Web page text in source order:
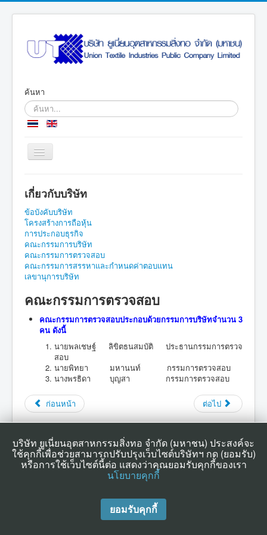
ค้นหา
Toggle
การประกอบธุรกิจ
ข้อมูลสำหรับผู้ถือหุ้น
การกำกับดูแลกิจการที่ดี
การพัฒนาเพื่อความยั่งยืน
ประชาสัมพันธ์
ติดต่อเรา
เกี่ยวกับบริษัท
ข้อบังคับบริษัท
โครงสร้างการถือหุ้น
การประกอบธุรกิจ
คณะกรรมการบริษัท
คณะกรรมการตรวจสอบ
คณะกรรมการสรรหาและกำหนดค่าตอบแทน
เลขานุการบริษัท
คณะกรรมการตรวจสอบ
คณะกรรมการตรวจสอบประกอบด้วยกรรมการบริษัทจำนวน 3
คน ดังนี้
นายพลเชษฐ์ ลิขิตธนสมบัติ ประธานกรรมการตรวจ
สอบ
นายพิทยา มหานนท์ กรรมการตรวจสอบ
นางพรธิดา บุญสา กรรมการตรวจสอบ
ก่อนหน้า ต่อไป
Back to Top
© 2026 UT
บริษัท ยูเนี่ยนอุตสาหกรรมสิ่งทอ จำกัด (มหาชน) ประสงค์จะ
ใช้คุกกี้เพื่อช่วยสามารถปรับปรุงเว็บไซต์บริษัทฯ กด (ยอมรับ)
หรือการใช้เว็บไซต์นี้ต่อ แสดงว่าคุณยอมรับคุกกี้ของเรา
นโยบายคุกกี้
ยอมรับคุกกี้